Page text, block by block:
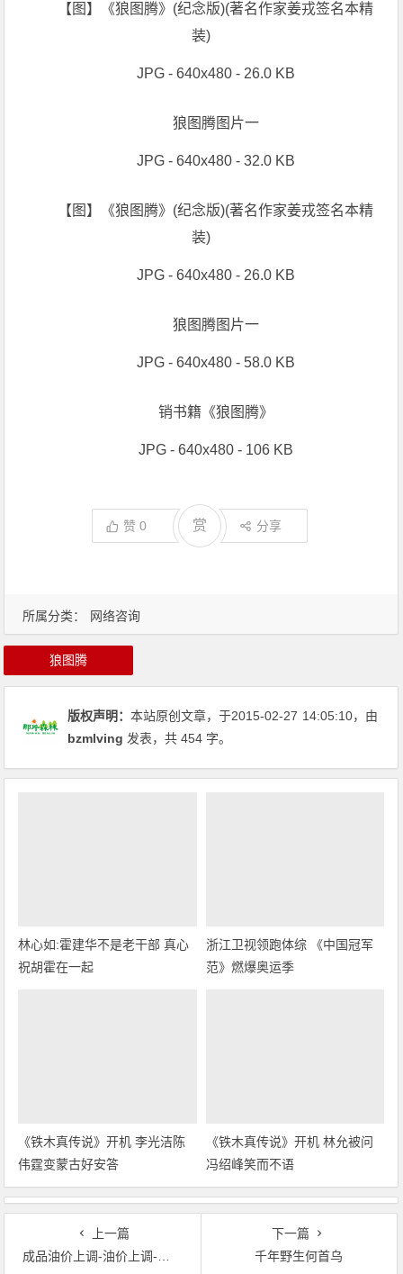
所属分类： 网络咨询
【图】《狼图腾》(纪念版)(著名作家姜戎签名本精
装)
JPG - 640x480 - 26.0 KB
狼图腾图片一
JPG - 640x480 - 32.0 KB
【图】《狼图腾》(纪念版)(著名作家姜戎签名本精
装)
JPG - 640x480 - 26.0 KB
狼图腾图片一
JPG - 640x480 - 58.0 KB
销书籍《狼图腾》
JPG - 640x480 - 106 KB
赞0 赏 分享
狼图腾
版权声明：本站原创文章，于2015-02-27 14:05:10，由
bzmlving 发表，共 454 字。
林心如:霍建华不是老干部 真心
祝胡霍在一起
浙江卫视领跑体综 《中国冠军
范》燃爆奥运季
《铁木真传说》开机 李光洁陈
伟霆变蒙古好安答
《铁木真传说》开机 林允被问
冯绍峰笑而不语
上一篇
成品油价上调-油价上调-小年刚过 油价上-成品油价又上调
下一篇
千年野生何首乌